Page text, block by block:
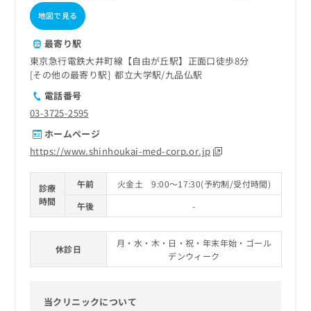
地図で見る
最寄り駅
東京急行電鉄大井町線【自由が丘駅】正面口徒歩8分
その他の最寄り駅
都立大学駅 九品仏駅
電話番号
03-3725-2595
ホームページ
https://www.shinhoukai-med-corp.or.jp
診療
時間
午前
火金土 9:00～17:30(予約制/受付時間)
午後
-
休診日
月・水・木・日・祝・年末年始・ゴール
デンウィーク
当クリニックについて